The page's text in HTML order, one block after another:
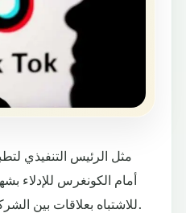
مثل الرئيس التنفيذي
أمام الكونغرس للإدلاء
للاشتباه بعلاقات بين الشركة المالكة والحكومة الصينية.